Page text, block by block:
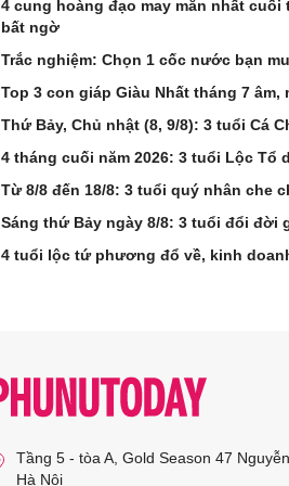
4 cung hoàng đạo may mắn nhất
bất ngờ
Trắc nghiệm: Chọn 1 cốc nước bạn
Top 3 con giáp Giàu Nhất tháng 7 âm,
Thứ Bảy, Chủ nhật (8, 9/8): 3 tuổi Cá
4 tháng cuối năm 2026: 3 tuổi Lộc
Từ 8/8 đến 18/8: 3 tuổi quý nhân che
Sáng thứ Bảy ngày 8/8: 3 tuổi đổi đời
4 tuổi lộc tứ phương đổ về, kinh
Tầng 5 - tòa A, Gold Season 47
Hà Nội